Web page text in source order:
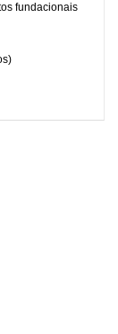
fundacionais